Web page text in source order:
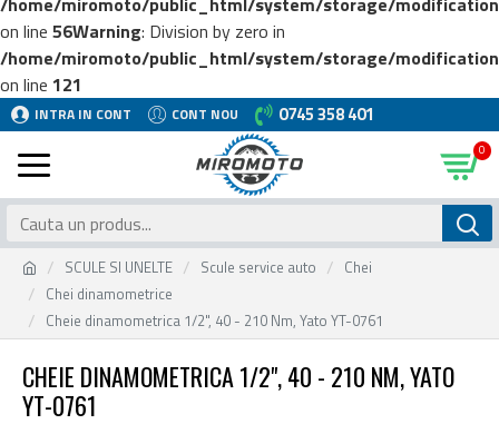
on line 56Warning: Division by zero in
/home/miromoto/public_html/system/storage/
on line 121
INTRA IN CONT CONT NOU 0745 358 401
0
SCULE SI UNELTE Scule service auto
Chei
Chei dinamometrice
Cheie dinamometrica 1/2", 40 - 210 Nm, Yato YT-0761
CHEIE DINAMOMETRICA 1/2", 40 - 210 NM, YATO
YT-0761